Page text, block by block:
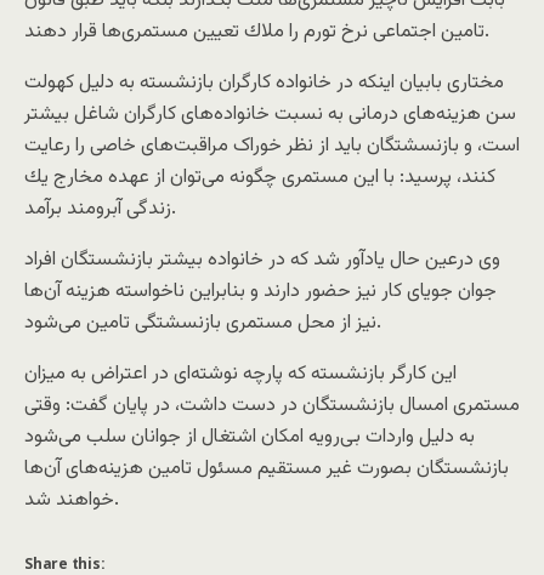
تامین اجتماعی نرخ تورم را ملاك تعیین مستمری‌ها قرار دهند.
مختاری بابیان اینکه در خانواده کارگران بازنشسته به دلیل کهولت
سن هزینه‌های درمانی به نسبت خانواده‌های کارگران شاغل بیشتر
است، و بازنسشتگان باید از نظر خوراک مراقبت‌های خاصی را رعایت
کنند، پرسید: با این مستمری چگونه می‌توان از عهده مخارج یك
زندگی آبرومند برآمد.
وی درعین حال یادآور شد که در خانواده بیشتر بازنشستگان افراد
جوان جویای کار نیز حضور دارند و بنابراین ناخواسته هزینه آن‌ها
نیز از محل مستمری بازنسشتگی تامین می‌شود.
این کارگر بازنشسته كه پارچه نوشته‌ای در اعتراض به میزان
مستمری امسال بازنشستگان در دست داشت، در پایان گفت: وقتی
به دلیل واردات بی‌رویه امکان اشتغال از جوانان سلب می‌شود
بازنشستگان بصورت غیر مستقیم مسئول تامین هزینه‌های آن‌ها
خواهند شد.
Share this: